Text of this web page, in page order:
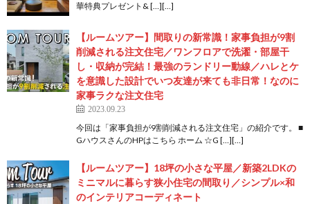
華特典プレゼント& […][…]
【ルームツアー】間取りの新常識！家事負担が9割
削減される注文住宅／ワンフロアで洗濯・部屋干
し・収納が完結！最強のランドリー動線／ハレとケ
を意識した設計でいつ友達が来ても非日常！なのに
家事ラクな注文住宅
2023.09.23
今回は「家事負担が9割削減される注文住宅」の紹介です。 ■
GハウスさんのHPはこちら ホーム ☆G […][…]
【ルームツアー】18坪の小さな平屋／新築2LDKの
ミニマルに暮らす狭小住宅の間取り／シンプル×和
のインテリアコーディネート